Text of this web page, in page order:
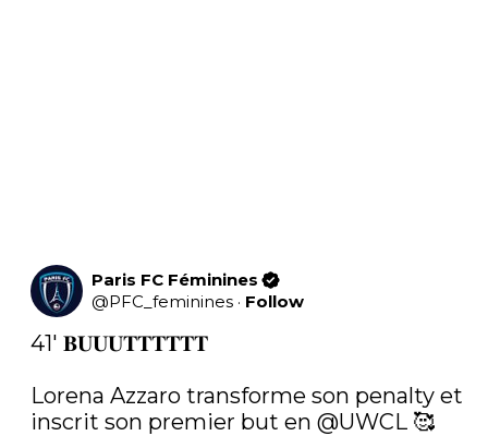
Paris FC Féminines
@PFC_feminines · Follow
41' 𝐁𝐔𝐔𝐔𝐓𝐓𝐓𝐓𝐓𝐓
Lorena Azzaro transforme son penalty et
inscrit son premier but en @UWCL 🥰